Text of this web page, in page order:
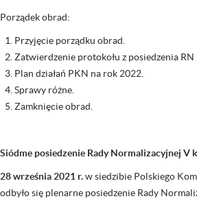
Porządek obrad:
Przyjęcie porządku obrad.
Zatwierdzenie protokołu z posiedzenia RN
Plan działań PKN na rok 2022.
Sprawy różne.
Zamknięcie obrad.
Siódme posiedzenie Rady Normalizacyjnej V
28 września 2021 r.w siedzibie Polskiego
odbyło się plenarne posiedzenie Rady